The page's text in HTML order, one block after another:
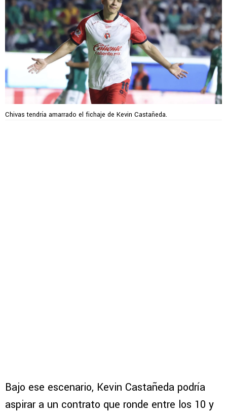
Chivas tendría amarrado el fichaje de Kevin Castañeda.
Bajo ese escenario, Kevin Castañeda podría
aspirar a un contrato que ronde entre los 10 y